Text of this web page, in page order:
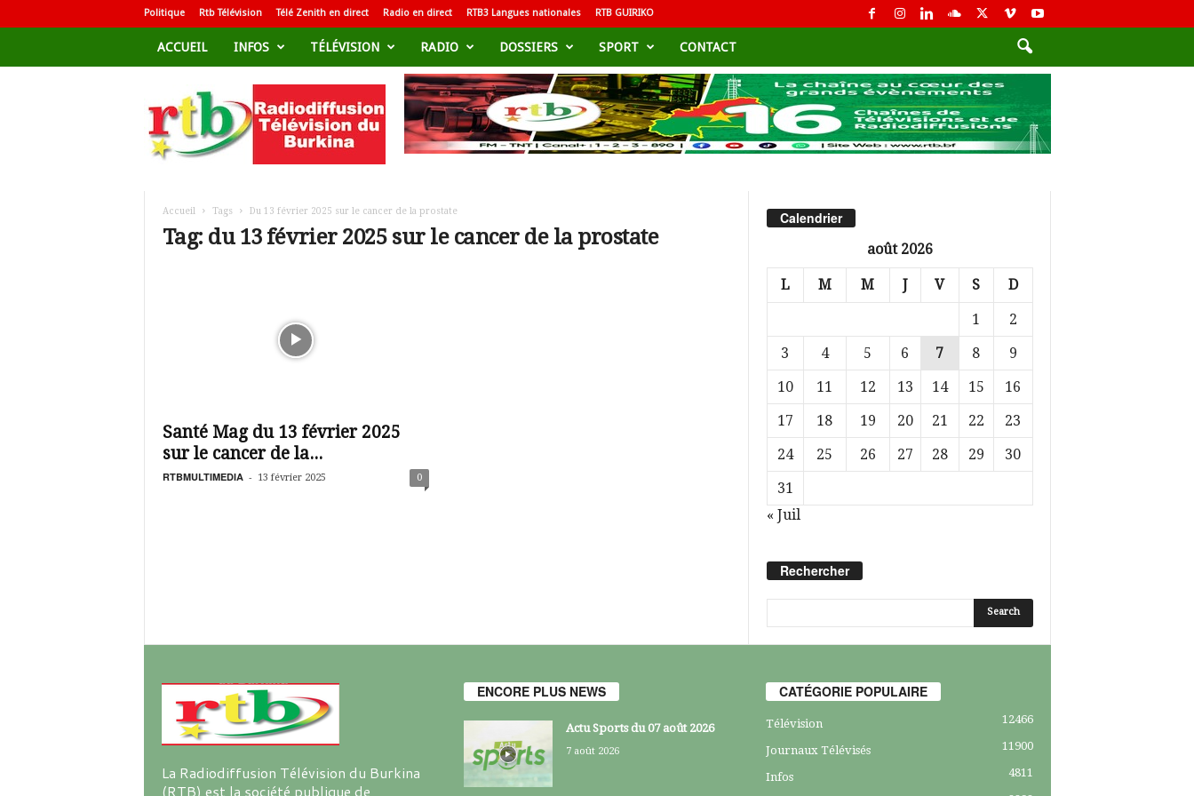
Politique Rtb Télévision Télé Zenith en direct Radio en direct RTB3 Langues nationales RTB GUIRIKO
ACCUEIL INFOS TÉLÉVISION RADIO DOSSIERS SPORT CONTACT
d
i
i
Accueil Tags Du 13 février 2025 sur le cancer de la prostate
Tag: du 13 février 2025 sur le cancer de la prostate
Santé Mag du 13 février 2025
sur le cancer de la...
RTBMULTIMEDIA - 13 février 2025 0
Calendrier
août 2026
L M M J V S D
1
2
3
4 5 6 7 8
9
10
11 12 13 14 15
16
17
18 19 20 21 22
23
24
25 26 27 28 29
30
31
« Juil
Rechercher
La Radiodiffusion Télévision du Burkina
(RTB) est la société publique de
ENCORE PLUS NEWS
Actu Sports du 07 août 2026
7 août 2026
CATÉGORIE POPULAIRE
Télévision 12466
Journaux Télévisés 11900
Infos
4811